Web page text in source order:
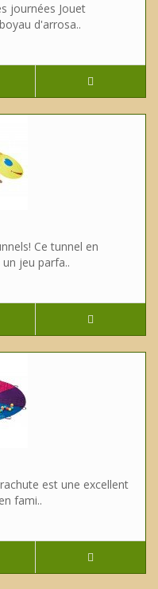
journées Jouet
d'arrosa..
Ce tunnel en
jeu parfa..
est une excellent
fami..